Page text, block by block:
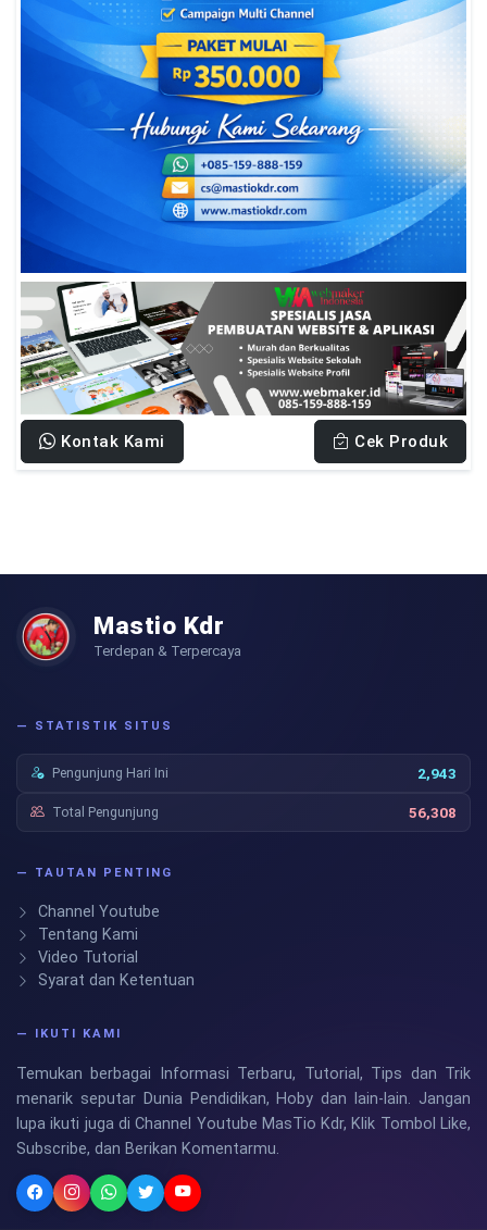
Kontak Kami Cek Produk
Mastio Kdr
Terdepan & Terpercaya
— STATISTIK SITUS
Pengunjung Hari Ini 2,943
Total Pengunjung 56,308
— TAUTAN PENTING
Channel Youtube
Tentang Kami
Video Tutorial
Syarat dan Ketentuan
— IKUTI KAMI
Temukan berbagai Informasi Terbaru, Tutorial, Tips dan Trik
menarik seputar Dunia Pendidikan, Hoby dan lain-lain. Jangan
lupa ikuti juga di Channel Youtube MasTio Kdr, Klik Tombol Like,
Subscribe, dan Berikan Komentarmu.